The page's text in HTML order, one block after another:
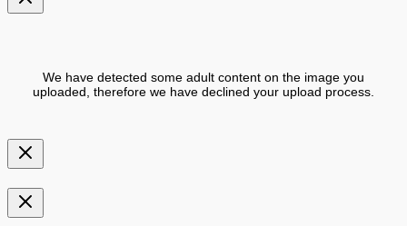
We have detected some adult content on the image you
uploaded, therefore we have declined your upload process.